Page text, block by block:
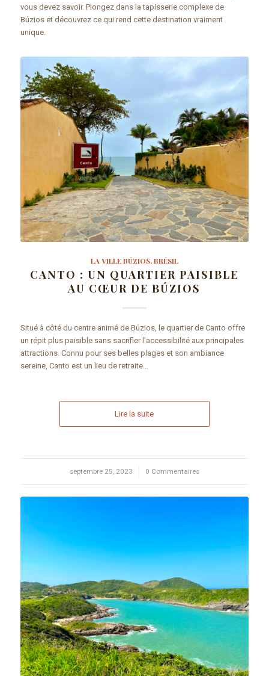
vous devez savoir. Plongez dans la tapisserie complexe de
Búzios et découvrez ce qui rend cette destination vraiment
unique.
LA VILLE BÚZIOS, BRÉSIL
CANTO : UN QUARTIER PAISIBLE
AU CŒUR DE BÚZIOS
Situé à côté du centre animé de Búzios, le quartier de Canto offre
un répit plus paisible sans sacrifier l'accessibilité aux principales
attractions. Connu pour ses belles plages et son ambiance
sereine, Canto est un lieu de retraite…
Lire la suite
septembre 25, 2023
/ 0 Commentaires